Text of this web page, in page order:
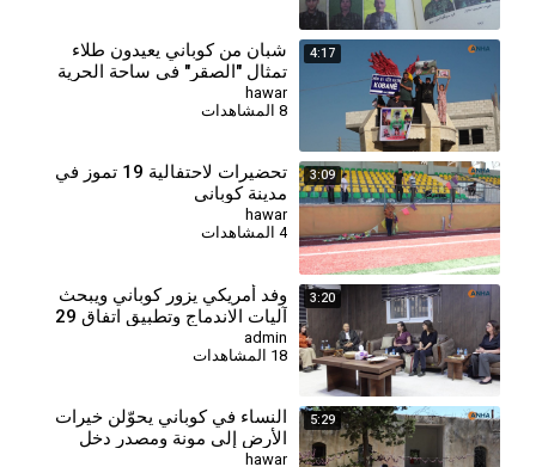
4:17
شبان من كوباني يعيدون طلاء
تمثال "الصقر" في ساحة الحرية
بألوان العلم الكردي
hawar
3:09
تحضيرات لاحتفالية 19 تموز في
مدينة كوباني
hawar
4 المشاهدات
3:20
⁣وفد أمريكي يزور كوباني ويبحث
آليات الاندماج وتطبيق اتفاق 29
كانون الثاني
admin
18 المشاهدات
5:29
النساء في كوباني يحوّلن خيرات
الأرض إلى مونة ومصدر دخل
hawar